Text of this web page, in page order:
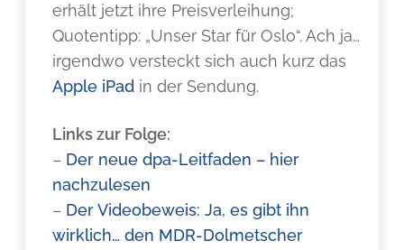
erhält jetzt ihre Preisverleihung;
Quotentipp: „Unser Star für Oslo“. Ach ja…
irgendwo versteckt sich auch kurz das
Apple iPad in der Sendung.
Links zur Folge:
– Der neue dpa-Leitfaden – hier
nachzulesen
– Der Videobeweis: Ja, es gibt ihn
wirklich… den MDR-Dolmetscher